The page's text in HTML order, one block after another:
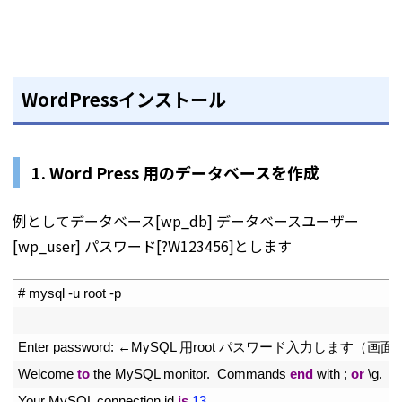
WordPressインストール
1. Word Press 用のデータベースを作成
例としてデータベース[wp_db] データベースユーザー
[wp_user] パスワード[?W123456]とします
# mysql -u root -p
Enter password: ← MySQL 用root パスワード入力します（画面
Welcome to the MySQL monitor. Commands end with ; or \g.